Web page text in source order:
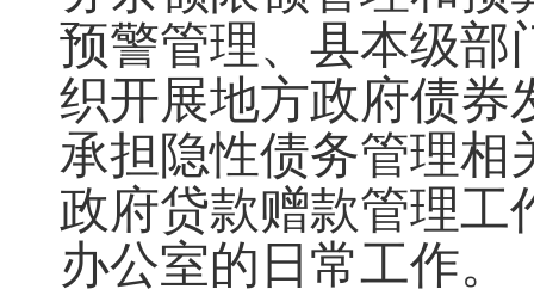
预警管理、县本级部
织开展地方政府债券
承担 隐性债务管理相
政府贷款赠款管理工
办公室的 日常工作。